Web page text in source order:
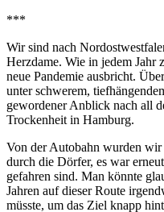
***
Wir sind nach
Herzdame. Wie in jedem Jahr
neue Pandemie ausbricht.
unter schwerem,
gewordener Anblick nach all
Trockenheit in Hamburg.
Von der Autobahn wurden
durch die Dörfer, es war
gefahren sind. Man könnte
Jahren auf dieser Route
müsste, um das Ziel knapp